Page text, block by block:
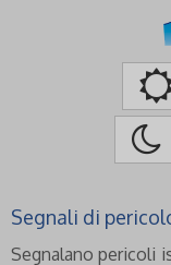
Segnali di
Segnalano pericoli